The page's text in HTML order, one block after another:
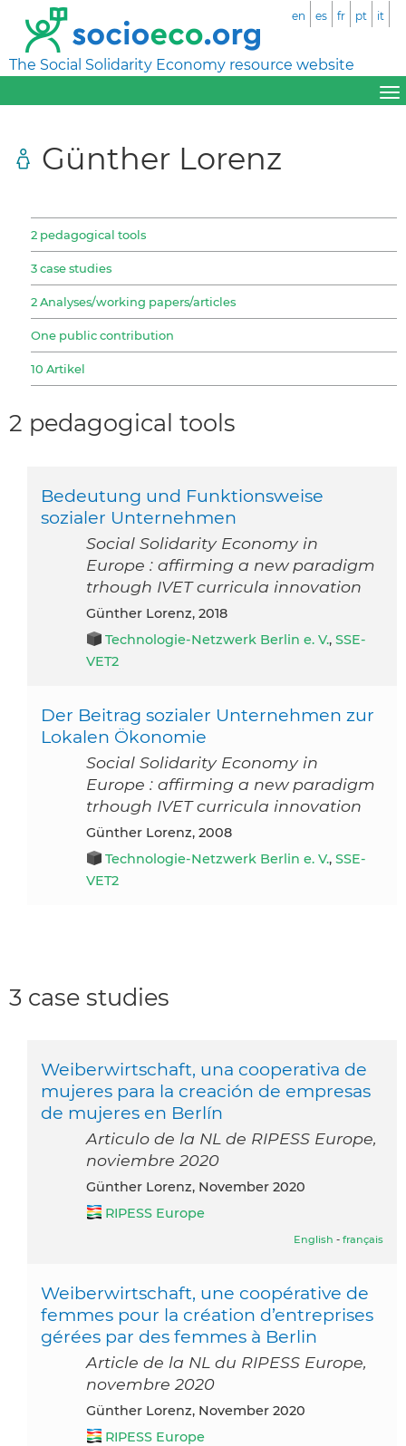
The Social Solidarity Economy resource website
en es fr pt it
Günther Lorenz
2 pedagogical tools
3 case studies
2 Analyses/working papers/articles
One public contribution
10 Artikel
2 pedagogical tools
Bedeutung und Funktionsweise
sozialer Unternehmen
Social Solidarity Economy in
Europe : affirming a new paradigm
trhough IVET curricula innovation
Günther Lorenz, 2018
Technologie-Netzwerk Berlin e. V., SSE-
VET2
Der Beitrag sozialer Unternehmen zur
Lokalen Ökonomie
Social Solidarity Economy in
Europe : affirming a new paradigm
trhough IVET curricula innovation
Günther Lorenz, 2008
Technologie-Netzwerk Berlin e. V., SSE-
VET2
3 case studies
Weiberwirtschaft, una cooperativa de
mujeres para la creación de empresas
de mujeres en Berlín
Articulo de la NL de RIPESS Europe,
noviembre 2020
Günther Lorenz, November 2020
RIPESS Europe
English - français
Weiberwirtschaft, une coopérative de
femmes pour la création d’entreprises
gérées par des femmes à Berlin
Article de la NL du RIPESS Europe,
novembre 2020
Günther Lorenz, November 2020
RIPESS Europe